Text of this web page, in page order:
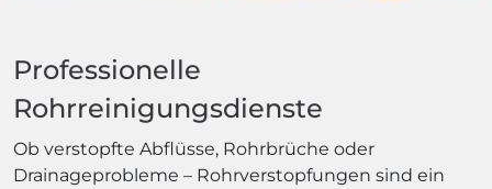
Professionelle
Rohrreinigungsdienste
Ob verstopfte Abflüsse, Rohrbrüche oder
Drainageprobleme – Rohrverstopfungen sind ein